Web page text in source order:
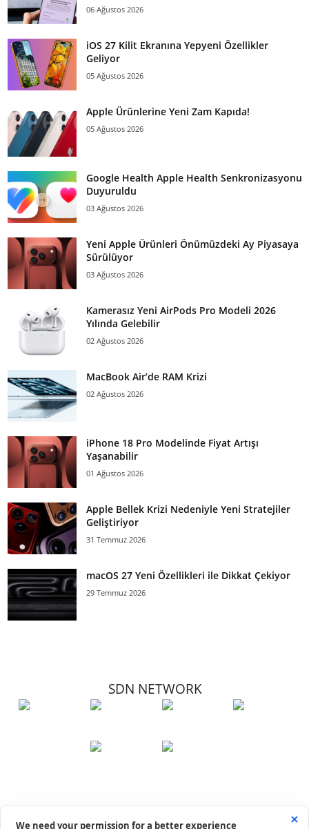
06 Ağustos 2026
iOS 27 Kilit Ekranına Yepyeni Özellikler
Geliyor
05 Ağustos 2026
Apple Ürünlerine Yeni Zam Kapıda!
05 Ağustos 2026
Google Health Apple Health Senkronizasyonu
Duyuruldu
03 Ağustos 2026
Yeni Apple Ürünleri Önümüzdeki Ay Piyasaya
Sürülüyor
03 Ağustos 2026
Kamerasız Yeni AirPods Pro Modeli 2026
Yılında Gelebilir
02 Ağustos 2026
MacBook Air’de RAM Krizi
02 Ağustos 2026
iPhone 18 Pro Modelinde Fiyat Artışı
Yaşanabilir
01 Ağustos 2026
Apple Bellek Krizi Nedeniyle Yeni Stratejiler
Geliştiriyor
31 Temmuz 2026
macOS 27 Yeni Özellikleri ile Dikkat Çekiyor
29 Temmuz 2026
SDN NETWORK